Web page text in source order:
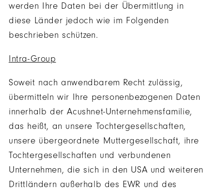
werden Ihre Daten bei der Übermittlung in
diese Länder jedoch wie im Folgenden
beschrieben schützen.
Intra-Group
Soweit nach anwendbarem Recht zulässig,
übermitteln wir Ihre personenbezogenen Daten
innerhalb der Acushnet-Unternehmensfamilie,
das heißt, an unsere Tochtergesellschaften,
unsere übergeordnete Muttergesellschaft, ihre
Tochtergesellschaften und verbundenen
Unternehmen, die sich in den USA und weiteren
Drittländern außerhalb des EWR und des